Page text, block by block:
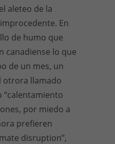
aleteo de la
En
de humo que
canadiense lo que
de un mes, un
otrora llamado
“calentamiento
por miedo a
prefieren
disruption”,